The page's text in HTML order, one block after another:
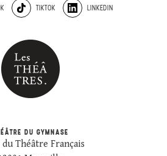
TIKTOK LINKEDIN
DU GYMNASE
du Théâtre Français